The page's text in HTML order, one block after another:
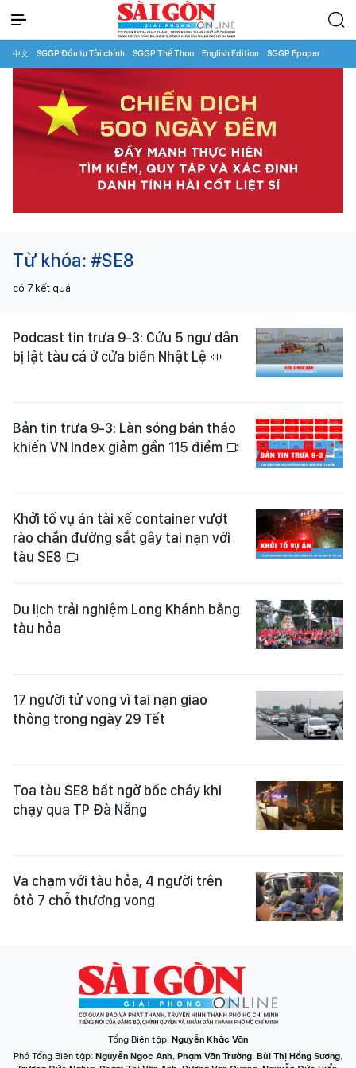
中文 SGGP Đầu tư Tài chính SGGP Thể Thao English Edition SGGP Epaper
Từ khóa: #SE8
có 7 kết quả
Podcast tin trưa 9-3: Cứu 5 ngư dân
bị lật tàu cá ở cửa biển Nhật Lệ
Bản tin trưa 9-3: Làn sóng bán tháo
khiến VN Index giảm gần 115 điểm
Khởi tố vụ án tài xế container vượt
rào chắn đường sắt gây tai nạn với
tàu SE8
Du lịch trải nghiệm Long Khánh bằng
tàu hỏa
17 người tử vong vì tai nạn giao
thông trong ngày 29 Tết
Toa tàu SE8 bất ngờ bốc cháy khi
chạy qua TP Đà Nẵng
Va chạm với tàu hỏa, 4 người trên
ôtô 7 chỗ thương vong
Tổng Biên tập: Nguyễn Khắc Văn
Phó Tổng Biên tập: Nguyễn Ngọc Anh, Phạm Văn Trường, Bùi Thị Hồng Sương,